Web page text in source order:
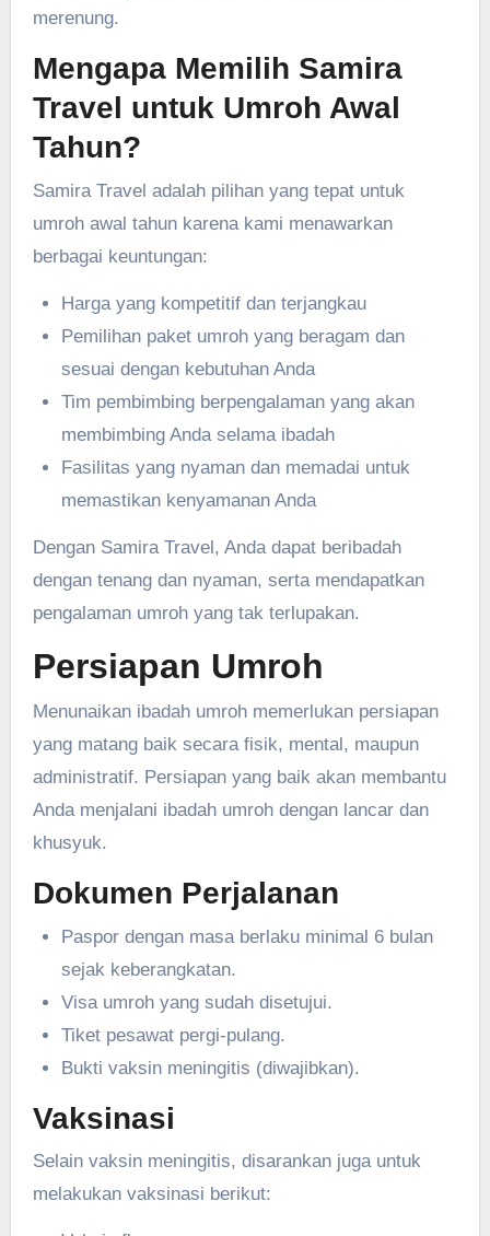
merenung.
Mengapa Memilih Samira
Travel untuk Umroh Awal
Tahun?
Samira Travel adalah pilihan yang tepat untuk
umroh awal tahun karena kami menawarkan
berbagai keuntungan:
Harga yang kompetitif dan terjangkau
Pemilihan paket umroh yang beragam dan
sesuai dengan kebutuhan Anda
Tim pembimbing berpengalaman yang akan
membimbing Anda selama ibadah
Fasilitas yang nyaman dan memadai untuk
memastikan kenyamanan Anda
Dengan Samira Travel, Anda dapat beribadah
dengan tenang dan nyaman, serta mendapatkan
pengalaman umroh yang tak terlupakan.
Persiapan Umroh
Menunaikan ibadah umroh memerlukan persiapan
yang matang baik secara fisik, mental, maupun
administratif. Persiapan yang baik akan membantu
Anda menjalani ibadah umroh dengan lancar dan
khusyuk.
Dokumen Perjalanan
Paspor dengan masa berlaku minimal 6 bulan
sejak keberangkatan.
Visa umroh yang sudah disetujui.
Tiket pesawat pergi-pulang.
Bukti vaksin meningitis (diwajibkan).
Vaksinasi
Selain vaksin meningitis, disarankan juga untuk
melakukan vaksinasi berikut: